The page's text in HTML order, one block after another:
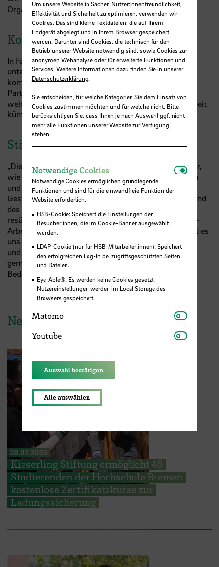
Organisatorin Wittig.
Konkrete Schritte für die Zukunft
In Fallstudien wurden reale Hürden analysiert – wie
unterschiedliche Fristen, unklare Zuständigkeiten oder
komplexe Regularien. Anschließend diskutierten die
Partnerhochschulen sowohl intern als auch bilateral,
welche Prozesse angepasst und wie die Zusammenarbeit
künftig vereinfacht werden kann.
Stärkung der Zusammenarbeit
„Diese Staff Week ist ein hervorragendes Beispiel dafür,
wie die Zusammenarbeit zwischen den Arbeitspaketen
und die gemeinsame, institutionsübergreifende
Gestaltung zu Fragen und Aspekten der Entwicklung und
des Wandels der Institutionen beitragen können",
resümiertDr.Jan Bartels, Koordinator des STARS-
-
Arbeitspakets „Lehren und Lernen“. "Darüber hinaus ist es
uns gelungen, unser Verständnis für unsere kulturellen
und administrativen Unterschiede zu vertiefen und ein
gemeinsames Verständnis für unsere jeweiligen
Bedürfnisse zu entwickeln.“
News aus der HSB
28.07.2026
Kieserling Stiftung ermöglicht 48
Studierenden der Hochschule Bremen
kostenlose Zertifikatskurse zur
Ladungssicherung
Um unsere Website in Sachen Nutzer:innenfreundlichkeit,
Effektivität und Sicherheit zu optimieren, verwenden wir
Cookies. Das sind kleine Textdateien, die auf Ihrem
Endgerät abgelegt und in Ihrem Browser gespeichert
werden. Darunter sind Cookies, die technisch für den
Betrieb unserer Website notwendig sind, sowie Cookies zur
anonymen Webanalyse oder für erweiterte Funktionen und
Services. Weitere Informationen dazu finden Sie in unserer
Datenschutzerklärung.
Sie entscheiden, für welche Kategorien Sie dem Einsatz von
Cookies zustimmen möchten und für welche nicht. Bitte
berücksichtigen Sie, dass Ihnen je nach Auswahl ggf. nicht
mehr alle Funktionen unserer Website zur Verfügung
stehen.
Notwendige Cookies
Notwendige Cookies ermöglichen grundlegende
Funktionen und sind für die einwandfreie Funktion der
Website erforderlich.
HSB-Cookie: Speichert die Einstellungen der
Besucher:innen, die im Cookie-Banner ausgewählt
wurden.
LDAP-Cookie (nur für HSB-Mitarbeiter:innen): Speichert
den erfolgreichen Log-In bei zugriffsgeschützten Seiten
und Dateien.
Eye-Able®: Es werden keine Cookies gesetzt.
Nutzereinstellungen werden im Local Storage des
Browsers gespeichert.
Matomo Matomo
Youtube Youtube
Auswahl bestätigen
Alle auswählen